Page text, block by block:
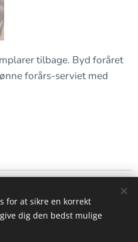
tilbage. Byd foråret
forårs-serviet med
Cookies
for at sikre en korrekt
dig den bedst mulige